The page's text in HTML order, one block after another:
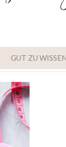
GUT ZU